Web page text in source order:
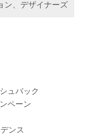
ン、デザイナーズ
ュバック
ペーン
ンス